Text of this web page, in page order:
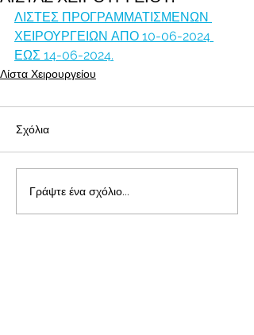
ΛΙΣΤΕΣ ΠΡΟΓΡΑΜΜΑΤΙΣΜΕΝΩΝ
ΧΕΙΡΟΥΡΓΕΙΩΝ ΑΠΟ 10-06-2024
ΕΩΣ 14-06-2024.
Λίστα Χειρουργείου
Σχόλια
Γράψτε ένα σχόλιο...